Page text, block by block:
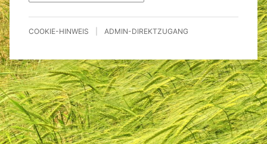
COOKIE-HINWEIS ADMIN-DIREKTZUGANG